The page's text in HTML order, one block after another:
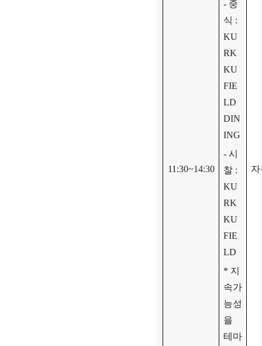
11:30~14:30
- 중
식 :
KU
RK
KU
FIE
LD
DIN
ING
- 시
찰 :
KU
RK
KU
FIE
LD
* 지
속가
능성
을
테마